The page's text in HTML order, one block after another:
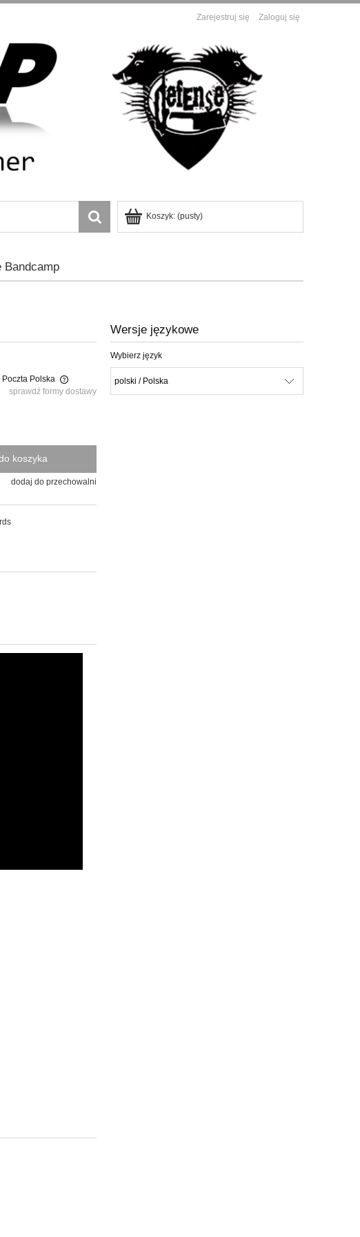
Zarejestruj się Zaloguj się
Koszyk: (pusty)
Bandcamp
Poczta Polska
sprawdź formy dostawy
koszyka
dodaj do przechowalni
Wersje językowe
Wybierz język